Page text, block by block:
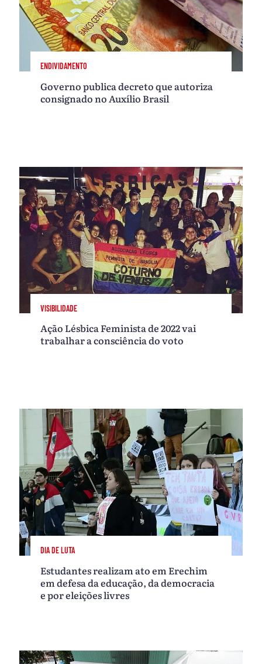
ENDIVIDAMENTO
Governo publica decreto que autoriza
consignado no Auxílio Brasil
VISIBILIDADE
Ação Lésbica Feminista de 2022 vai
trabalhar a consciência do voto
DIA DE LUTA
Estudantes realizam ato em Erechim
em defesa da educação, da democracia
e por eleições livres